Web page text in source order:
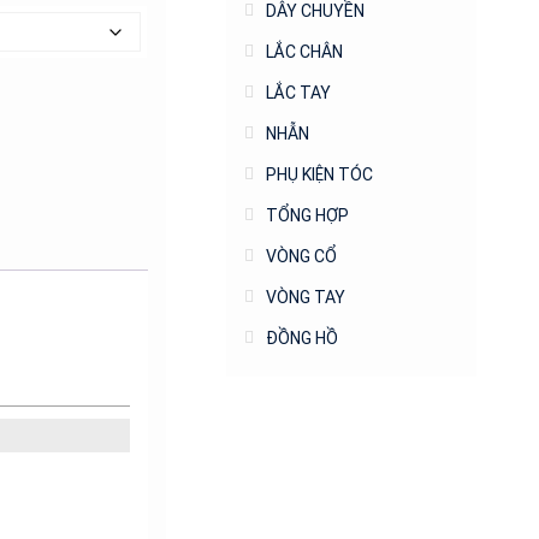
DÂY CHUYỀN
LẮC CHÂN
LẮC TAY
NHẪN
PHỤ KIỆN TÓC
TỔNG HỢP
VÒNG CỔ
VÒNG TAY
ĐỒNG HỒ